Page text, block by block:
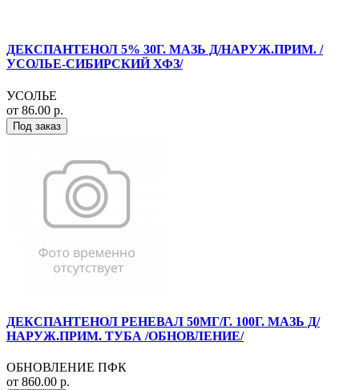
ДЕКСПАНТЕНОЛ 5% 30Г. МАЗЬ Д/НАРУЖ.ПРИМ. /
УСОЛЬЕ-СИБИРСКИЙ ХФЗ/
УСОЛЬЕ
от 86.00 р.
Под заказ
ДЕКСПАНТЕНОЛ РЕНЕВАЛ 50МГ/Г. 100Г. МАЗЬ Д/
НАРУЖ.ПРИМ. ТУБА /ОБНОВЛЕНИЕ/
ОБНОВЛЕНИЕ ПФК
от 860.00 р.